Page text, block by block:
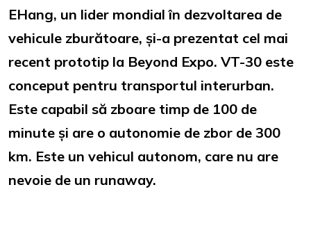
EHang, un lider mondial în dezvoltarea de
vehicule zburătoare, și-a prezentat cel mai
recent prototip la Beyond Expo. VT-30 este
conceput pentru transportul interurban.
Este capabil să zboare timp de 100 de
minute și are o autonomie de zbor de 300
km. Este un vehicul autonom, care nu are
nevoie de un runaway.